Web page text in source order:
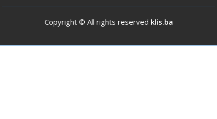
Copyright © All rights reserved klis.ba